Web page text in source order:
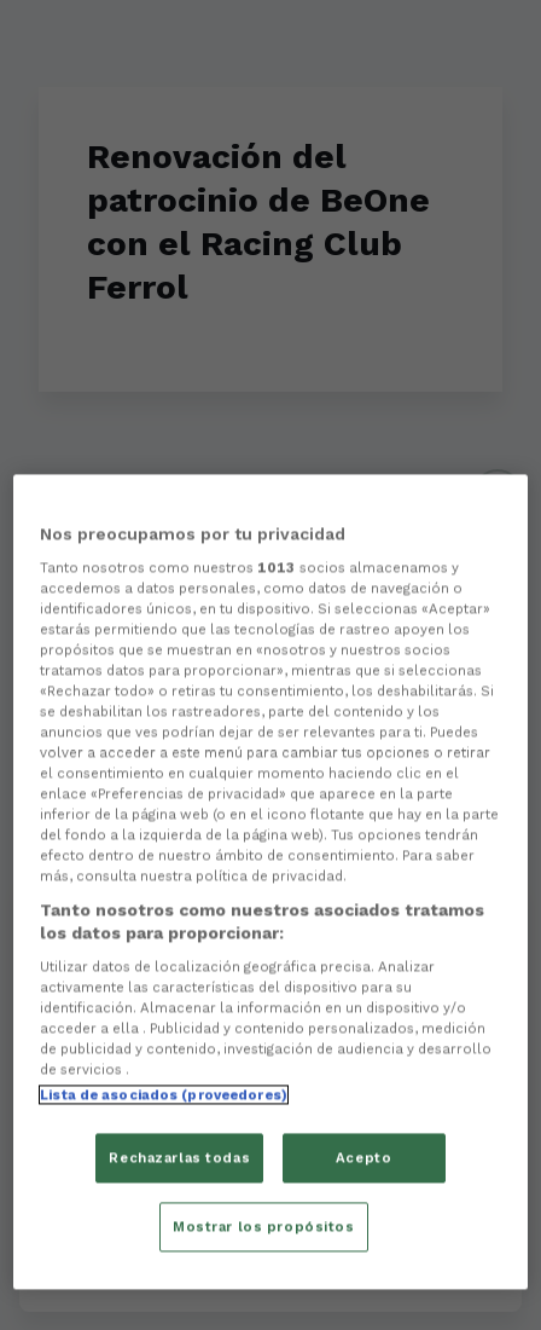
Renovación del
patrocinio de BeOne
con el Racing Club
Ferrol
Pascu como jugador del Racing Club
Nos preocupamos por tu privacidad
Tanto nosotros como nuestros 1013 socios almacenamos y
accedemos a datos personales, como datos de navegación o
identificadores únicos, en tu dispositivo. Si seleccionas «Aceptar»
estarás permitiendo que las tecnologías de rastreo apoyen los
propósitos que se muestran en «nosotros y nuestros socios
tratamos datos para proporcionar», mientras que si seleccionas
«Rechazar todo» o retiras tu consentimiento, los deshabilitarás. Si
se deshabilitan los rastreadores, parte del contenido y los
anuncios que ves podrían dejar de ser relevantes para ti. Puedes
volver a acceder a este menú para cambiar tus opciones o retirar
el consentimiento en cualquier momento haciendo clic en el
enlace «Preferencias de privacidad» que aparece en la parte
inferior de la página web (o en el icono flotante que hay en la parte
del fondo a la izquierda de la página web). Tus opciones tendrán
efecto dentro de nuestro ámbito de consentimiento. Para saber
más, consulta nuestra política de privacidad.
Tanto nosotros como nuestros asociados tratamos
los datos para proporcionar:
Utilizar datos de localización geográfica precisa. Analizar
activamente las características del dispositivo para su
identificación. Almacenar la información en un dispositivo y/o
acceder a ella . Publicidad y contenido personalizados, medición
de publicidad y contenido, investigación de audiencia y desarrollo
de servicios .
Lista de asociados (proveedores)
Rechazarlas todas Acepto
Mostrar los propósitos